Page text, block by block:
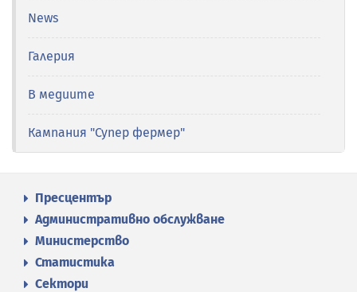
News
Галерия
В медиите
Кампания "Супер фермер"
Пресцентър
Административно обслужване
Министерство
Статистика
Сектори